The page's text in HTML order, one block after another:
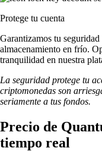
Protege tu cuenta
Garantizamos tu
almacenamiento en frío.
tranquilidad en nuestra
La seguridad protege tu
criptomonedas son
seriamente a tus fondos.
Precio de
tiempo real